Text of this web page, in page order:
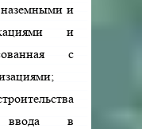
и
и
с
ввода в